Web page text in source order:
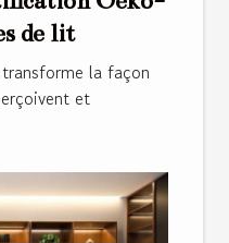
de lit
la façon
et